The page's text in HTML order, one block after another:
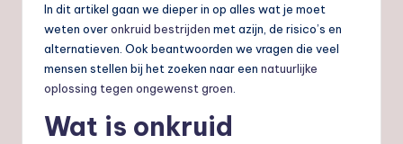
In dit artikel gaan we dieper in op alles wat je moet
weten overonkruid bestrijden met azijn, de risico’s en
alternatieven. Ook beantwoorden we vragen die veel
mensen stellen bij het zoeken naar een natuurlijke
oplossing tegen ongewenst groen
Wat is onkruid